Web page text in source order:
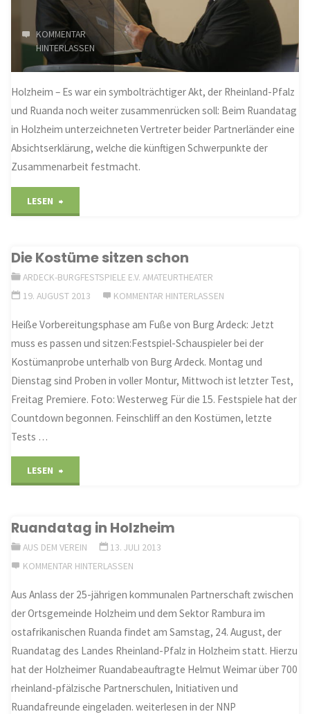
KOMMENTAR
HINTERLASSEN
Holzheim – Es war ein symbolträchtiger Akt, der Rheinland-Pfalz
und Ruanda noch weiter zusammenrücken soll: Beim Ruandatag
in Holzheim unterzeichneten Vertreter beider Partnerländer eine
Absichtserklärung, welche die künftigen Schwerpunkte der
Zusammenarbeit festmacht.
LESEN
die
den
Mittelpunkt"
Die Kostüme sitzen schon
ARDECK-BURGFESTSPIELE E.V. AMATEURTHEATER
19. AUGUST 2013
KOMMENTAR HINTERLASSEN
Heiße Vorbereitungsphase am Fuße von Burg Ardeck: Jetzt
muss es passen und sitzen:Festspiel-Schauspieler bei der
Kostümanprobe unterhalb von Burg Ardeck. Montag und
Dienstag sind Proben in voller Montur, Mittwoch ist letzter Test,
Freitag Premiere. Foto: Westerweg Für die 15. Festspiele hat der
Countdown begonnen. Feinschliff an den Kostümen, letzte
Tests …
LESEN
sitzen
Ruandatag in Holzheim
AUS DEM VEREIN
13. JULI 2013
KOMMENTAR HINTERLASSEN
Aus Anlass der 25-jährigen kommunalen Partnerschaft zwischen
der Ortsgemeinde Holzheim und dem Sektor Rambura im
ostafrikanischen Ruanda findet am Samstag, 24. August, der
Ruandatag des Landes Rheinland-Pfalz in Holzheim statt. Hierzu
hat der Holzheimer Ruandabeauftragte Helmut Weimar über 700
rheinland-pfälzische Partnerschulen, Initiativen und
Ruandafreunde eingeladen. weiterlesen in der NNP